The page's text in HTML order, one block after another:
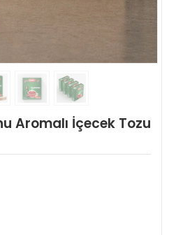
Aromalı İçecek Tozu